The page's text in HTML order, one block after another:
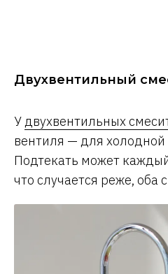
Двухвентильный
Удвухвентильных
вентиля — для холодной
Подтекать может
что случается реже, оба